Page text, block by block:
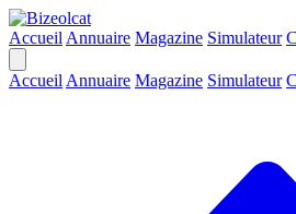
Accueil Annuaire Magazine Simulateur
Accueil Annuaire Magazine Simulateur